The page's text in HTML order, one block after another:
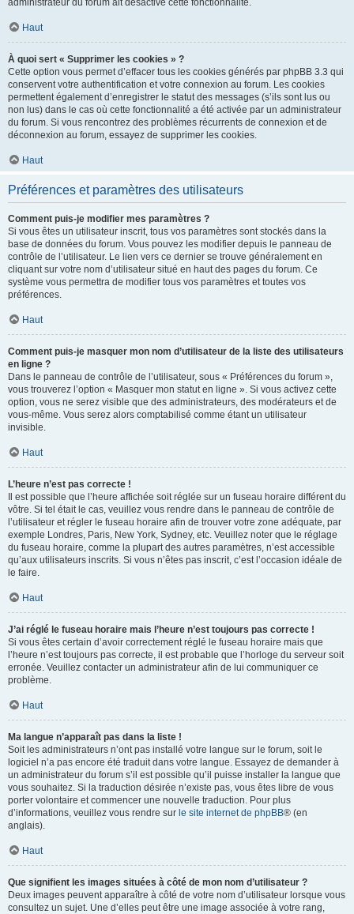
administrateur du forum ait désactivé cette fonctionnalité.
Haut
À quoi sert « Supprimer les cookies » ?
Cette option vous permet d’effacer tous les cookies générés par phpBB 3.3 qui
conservent votre authentification et votre connexion au forum. Les cookies
permettent également d’enregistrer le statut des messages (s’ils sont lus ou
non lus) dans le cas où cette fonctionnalité a été activée par un administrateur
du forum. Si vous rencontrez des problèmes récurrents de connexion et de
déconnexion au forum, essayez de supprimer les cookies.
Haut
Préférences et paramètres des utilisateurs
Comment puis-je modifier mes paramètres ?
Si vous êtes un utilisateur inscrit, tous vos paramètres sont stockés dans la
base de données du forum. Vous pouvez les modifier depuis le panneau de
contrôle de l’utilisateur. Le lien vers ce dernier se trouve généralement en
cliquant sur votre nom d’utilisateur situé en haut des pages du forum. Ce
système vous permettra de modifier tous vos paramètres et toutes vos
préférences.
Haut
Comment puis-je masquer mon nom d’utilisateur de la liste des utilisateurs
en ligne ?
Dans le panneau de contrôle de l’utilisateur, sous « Préférences du forum »,
vous trouverez l’option « Masquer mon statut en ligne ». Si vous activez cette
option, vous ne serez visible que des administrateurs, des modérateurs et de
vous-même. Vous serez alors comptabilisé comme étant un utilisateur
invisible.
Haut
L’heure n’est pas correcte !
Il est possible que l’heure affichée soit réglée sur un fuseau horaire différent du
vôtre. Si tel était le cas, veuillez vous rendre dans le panneau de contrôle de
l’utilisateur et régler le fuseau horaire afin de trouver votre zone adéquate, par
exemple Londres, Paris, New York, Sydney, etc. Veuillez noter que le réglage
du fuseau horaire, comme la plupart des autres paramètres, n’est accessible
qu’aux utilisateurs inscrits. Si vous n’êtes pas inscrit, c’est l’occasion idéale de
le faire.
Haut
J’ai réglé le fuseau horaire mais l’heure n’est toujours pas correcte !
Si vous êtes certain d’avoir correctement réglé le fuseau horaire mais que
l’heure n’est toujours pas correcte, il est probable que l’horloge du serveur soit
erronée. Veuillez contacter un administrateur afin de lui communiquer ce
problème.
Haut
Ma langue n’apparaît pas dans la liste !
Soit les administrateurs n’ont pas installé votre langue sur le forum, soit le
logiciel n’a pas encore été traduit dans votre langue. Essayez de demander à
un administrateur du forum s’il est possible qu’il puisse installer la langue que
vous souhaitez. Si la traduction désirée n’existe pas, vous êtes libre de vous
porter volontaire et commencer une nouvelle traduction. Pour plus
d’informations, veuillez vous rendre sur le site internet de phpBB® (en
anglais).
Haut
Que signifient les images situées à côté de mon nom d’utilisateur ?
Deux images peuvent apparaître à côté de votre nom d’utilisateur lorsque vous
consultez un sujet. Une d’elles peut être une image associée à votre rang,